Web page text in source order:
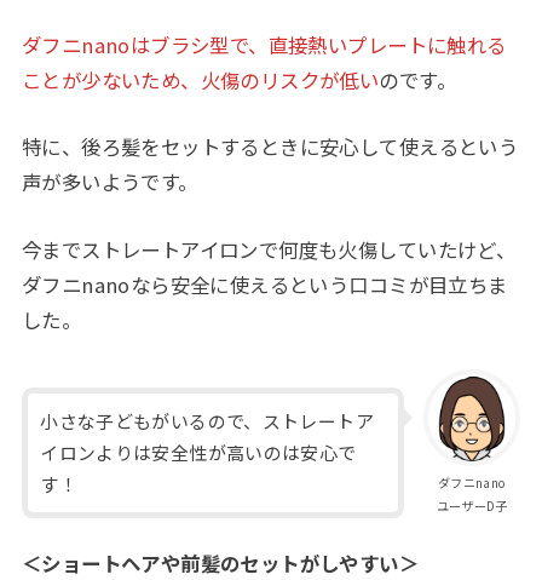
ダフニnanoはブラシ型で、直接熱いプレートに触れる
ことが少ないため、火傷のリスクが低いのです。
特に、後ろ髪をセットするときに安心して使えるという
声が多いようです。
今までストレートアイロンで何度も火傷していたけど、
ダフニnanoなら安全に使えるという口コミが目立ちま
した。
ダフニnano
ユーザーD子
小さな子どもがいるので、ストレートア
イロンよりは安全性が高いのは安心で
す！
＜ショートヘアや前髪のセットがしやすい＞